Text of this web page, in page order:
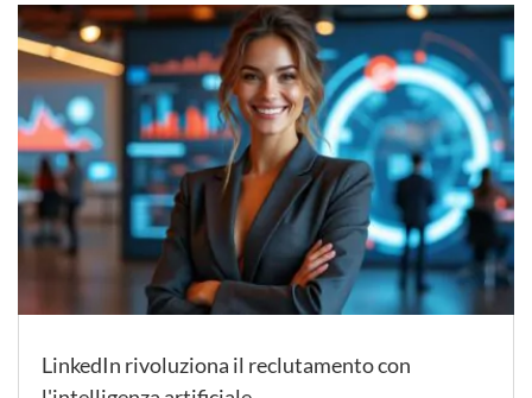
LinkedIn rivoluziona il reclutamento con